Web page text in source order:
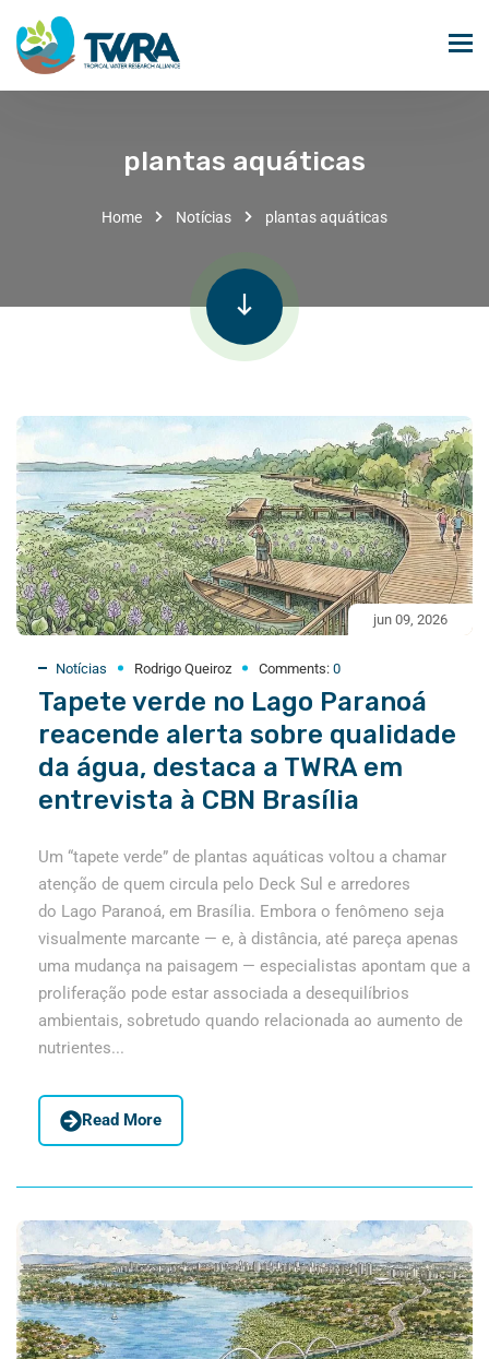
plantas aquáticas
Home Notícias plantas aquáticas
jun 09, 2026
Notícias Rodrigo Queiroz Comments: 0
Tapete verde no Lago Paranoá
reacende alerta sobre qualidade
da água, destaca a TWRA em
entrevista à CBN Brasília
Um “tapete verde” de plantas aquáticas voltou a chamar
atenção de quem circula pelo Deck Sul e arredores
do Lago Paranoá, em Brasília. Embora o fenômeno seja
visualmente marcante — e, à distância, até pareça apenas
uma mudança na paisagem — especialistas apontam que a
proliferação pode estar associada a desequilíbrios
ambientais, sobretudo quando relacionada ao aumento de
nutrientes...
Read More